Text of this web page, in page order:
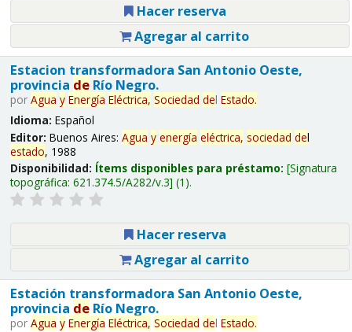
Hacer reserva
Agregar al carrito
Estacion transformadora San Antonio Oeste,
provincia deRío Negro.
por Agua y Energía Eléctrica, Sociedad del Estado.
Idioma: Español
Editor: Buenos Aires: Agua y energía eléctrica, sociedad del
estado, 1988
Disponibilidad: Ítems disponibles para préstamo: Signatura
topográfica: 621.374.5/A282/v.3 (1).
Hacer reserva
Agregar al carrito
Estación transformadora San Antonio Oeste,
provincia deRío Negro.
por Agua y Energía Eléctrica, Sociedad del Estado.